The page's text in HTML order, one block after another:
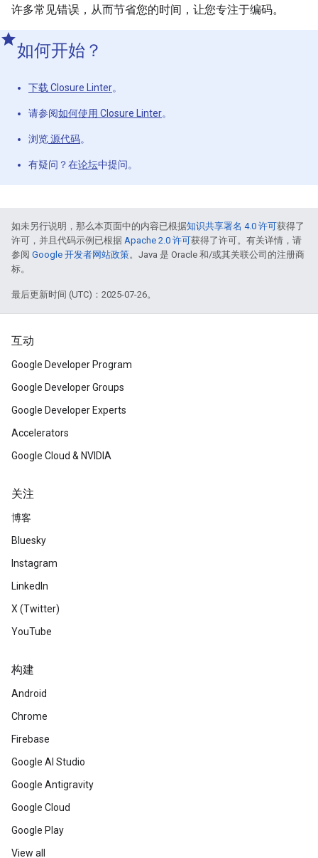
许多常见错误，从而节省您的时间，让您专注于编码。
如何开始？
下载 Closure Linter。
请参阅如何使用 Closure Linter。
浏览源代码。
有疑问？在论坛中提问。
如未另行说明，那么本页面中的内容已根据知识共享署名 4.0 许可获得了
许可，并且代码示例已根据 Apache 2.0 许可获得了许可。有关详情，请
参阅 Google 开发者网站政策。Java 是 Oracle 和/或其关联公司的注册商
标。
最后更新时间 (UTC)：2025-07-26。
互动
Google Developer Program
Google Developer Groups
Google Developer Experts
Accelerators
Google Cloud & NVIDIA
关注
博客
Bluesky
Instagram
LinkedIn
X (Twitter)
YouTube
构建
Android
Chrome
Firebase
Google AI Studio
Google Antigravity
Google Cloud
Google Play
View all